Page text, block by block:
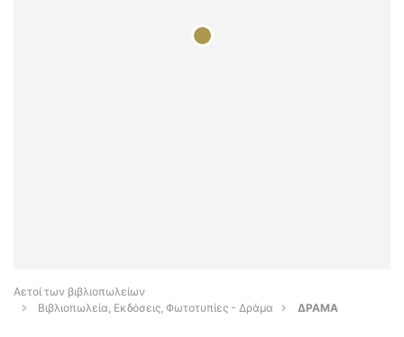
Αετοί των βιβλιοπωλείων
Βιβλιοπωλεία, Εκδόσεις, Φωτοτυπίες - Δράμα
ΔΡΑΜΑ